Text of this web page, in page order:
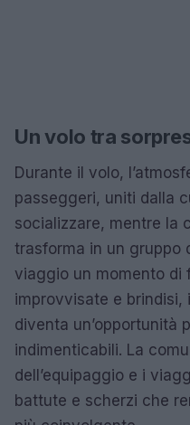
Un volo tra
Durante il volo,
passeggeri, uniti dalla
socializzare, mentre la
trasforma in un gruppo
viaggio un momento di
improvvisate e brindisi,
diventa un’opportunità
indimenticabili. La
dell’equipaggio e i
battute e scherzi che